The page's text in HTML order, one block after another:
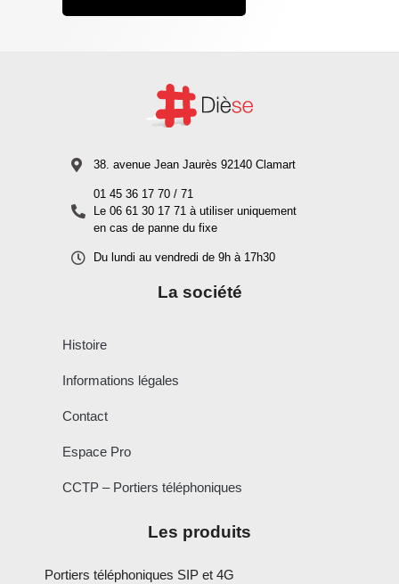
38. avenue Jean Jaurès 92140 Clamart
01 45 36 17 70 / 71
Le 06 61 30 17 71 à utiliser uniquement
en cas de panne du fixe
Du lundi au vendredi de 9h à 17h30
La société
Histoire
Informations légales
Contact
Espace Pro
CCTP – Portiers téléphoniques
Les produits
Portiers téléphoniques SIP et 4G